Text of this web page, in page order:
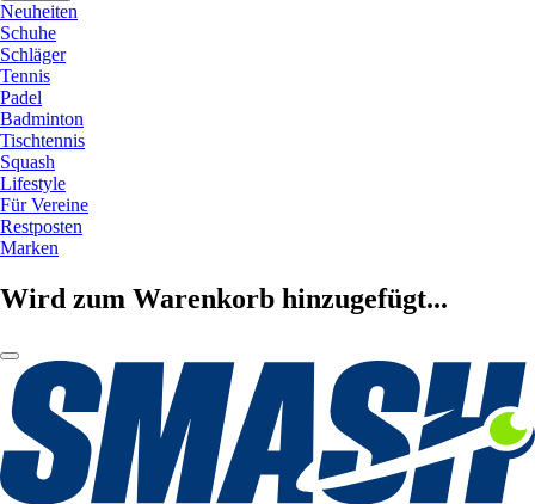
Neuheiten
Schuhe
Schläger
Tennis
Padel
Badminton
Tischtennis
Squash
Lifestyle
Für Vereine
Restposten
Marken
Wird zum Warenkorb hinzugefügt...